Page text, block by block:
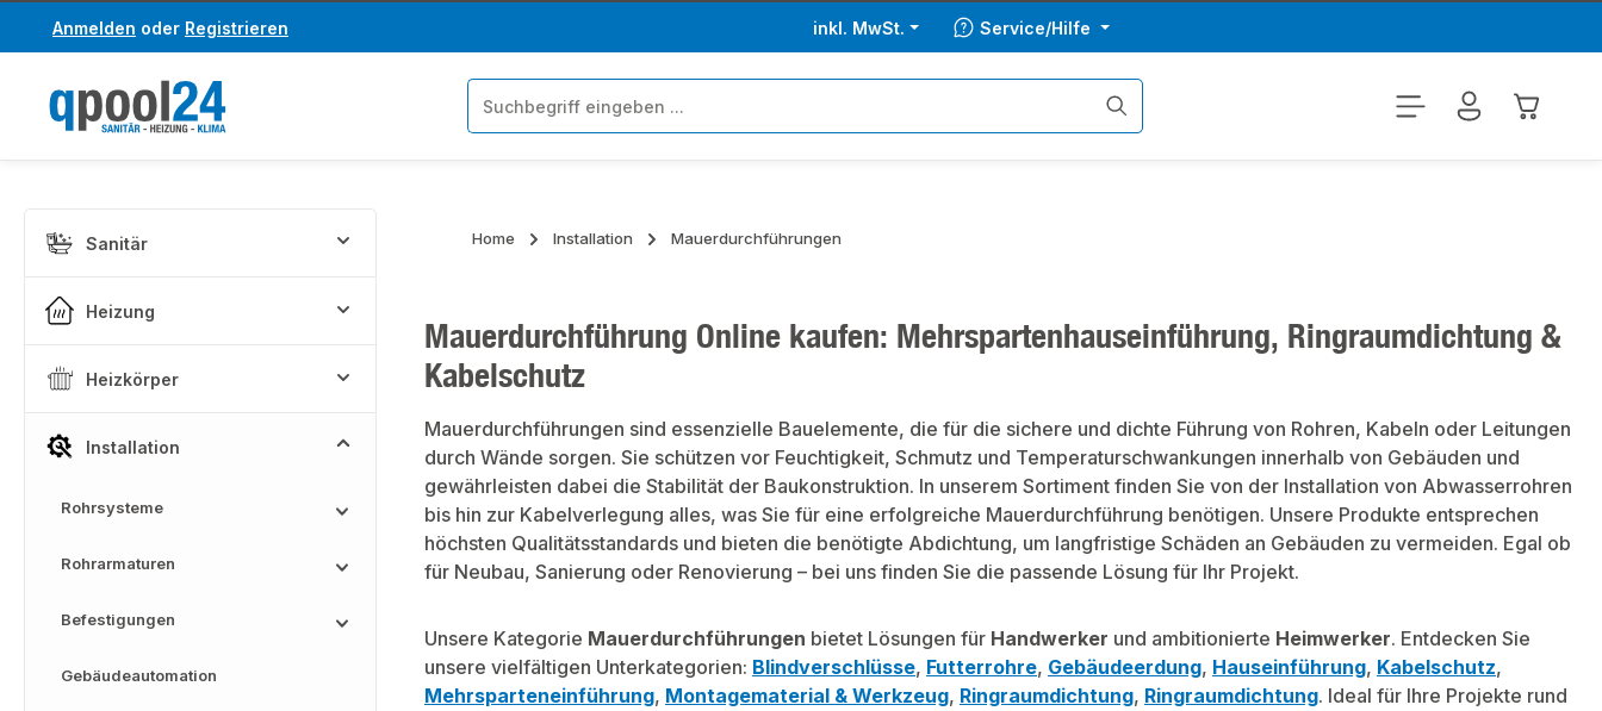
Hauptinhalt springen
Zur Suche springen
Anmelden oder Registrieren inkl. MwSt. Service/Hilfe
Sanitär
Heizung
Heizkörper
Installation
Rohrsysteme
Rohrarmaturen
Befestigungen
Gebäudeautomation
Home Installation Mauerdurchführungen
Mauerdurchführung Online kaufen: Mehrspartenhauseinführung, Ringraumdichtung &
Kabelschutz
Mauerdurchführungen sind essenzielle Bauelemente, die für die sichere und dichte Führung von Rohren, Kabeln oder Leitungen
durch Wände sorgen. Sie schützen vor Feuchtigkeit, Schmutz und Temperaturschwankungen innerhalb von Gebäuden und
gewährleisten dabei die Stabilität der Baukonstruktion. In unserem Sortiment finden Sie von der Installation von Abwasserrohren
bis hin zur Kabelverlegung alles, was Sie für eine erfolgreiche Mauerdurchführung benötigen. Unsere Produkte entsprechen
höchsten Qualitätsstandards und bieten die benötigte Abdichtung, um langfristige Schäden an Gebäuden zu vermeiden. Egal ob
für Neubau, Sanierung oder Renovierung – bei uns finden Sie die passende Lösung für Ihr Projekt.
Unsere Kategorie Mauerdurchführungen bietet Lösungen für Handwerker und ambitionierte Heimwerker. Entdecken Sie
unsere vielfältigen Unterkategorien: Blindverschlüsse, Futterrohre, Gebäudeerdung, Hauseinführung, Kabelschutz,
Mehrsparteneinführung, Montagematerial & Werkzeug, Ringraumdichtung, Ringraumdichtung. Ideal für Ihre Projekte rund